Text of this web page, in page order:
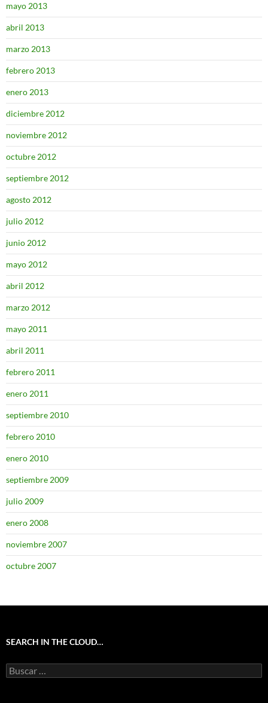
mayo 2013
abril 2013
marzo 2013
febrero 2013
enero 2013
diciembre 2012
noviembre 2012
octubre 2012
septiembre 2012
agosto 2012
julio 2012
junio 2012
mayo 2012
abril 2012
marzo 2012
mayo 2011
abril 2011
febrero 2011
enero 2011
septiembre 2010
febrero 2010
enero 2010
septiembre 2009
julio 2009
enero 2008
noviembre 2007
octubre 2007
SEARCH IN THE CLOUD…
Buscar: